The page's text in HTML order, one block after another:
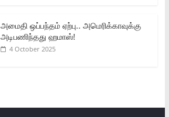
அமைதி ஒப்பந்தம் ஏற்பு.. அமெரிக்காவுக்கு
அடிபணிந்தது ஹமாஸ்!
4 October 2025